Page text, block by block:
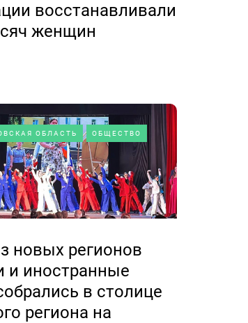
восстанавливали
женщин
ОБЛАСТЬ ОБЩЕСТВО
новых регионов
и иностранные
в столице
региона на